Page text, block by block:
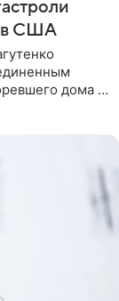
в США
дома в